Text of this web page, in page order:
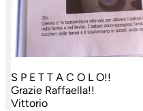
S P E T T A C O L O!!
Grazie Raffaella!!
Vittorio